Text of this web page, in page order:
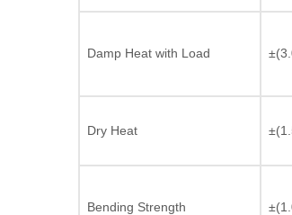
Damp Heat with Load
Dry Heat
Bending Strength